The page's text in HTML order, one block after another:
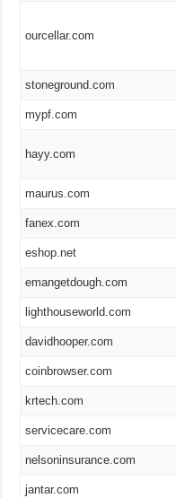
ourcellar.com
stoneground.com
mypf.com
hayy.com
maurus.com
fanex.com
eshop.net
emangetdough.com
lighthouseworld.com
davidhooper.com
coinbrowser.com
krtech.com
servicecare.com
nelsoninsurance.com
jantar.com